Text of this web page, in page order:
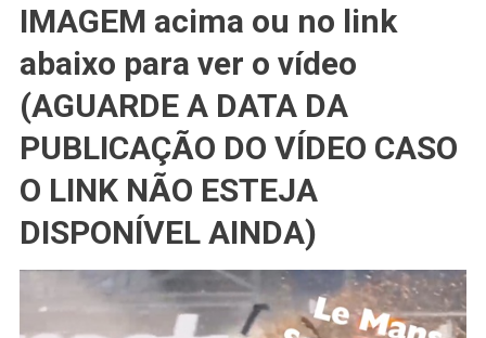
IMAGEM acima ou no link
abaixo para ver o vídeo
(AGUARDE A DATA DA
PUBLICAÇÃO DO VÍDEO CASO
O LINK NÃO ESTEJA
DISPONÍVEL AINDA)